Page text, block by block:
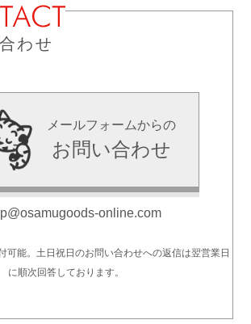
わせ
メールフォームからの
お問い合わせ
online.com
可能。土日祝日のお問い合わせへの返信は翌営業日
に順次回答しております。